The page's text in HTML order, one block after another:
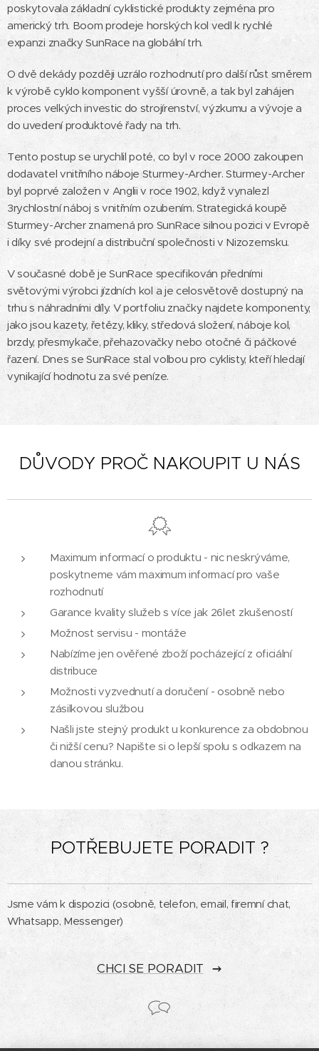
poskytovala základní cyklistické produkty zejména pro
americký trh. Boom prodeje horských kol vedl k rychlé
expanzi značky SunRace na globální trh.
O dvě dekády později uzrálo rozhodnutí pro další růst směrem
k výrobě cyklo komponent vyšší úrovně, a tak byl zahájen
proces velkých investic do strojírenství, výzkumu a vývoje a
do uvedení produktové řady na trh.
Tento postup se urychlil poté, co byl v roce 2000 zakoupen
dodavatel vnitřního náboje Sturmey-Archer. Sturmey-Archer
byl poprvé založen v Anglii v roce 1902, když vynalezl
3rychlostní náboj s vnitřním ozubením. Strategická koupě
Sturmey-Archer znamená pro SunRace silnou pozici v Evropě
i díky své prodejní a distribuční společnosti v Nizozemsku.
V současné době je SunRace specifikován předními
světovými výrobci jízdních kol a je celosvětově dostupný na
trhu s náhradními díly. V portfoliu značky najdete komponenty,
jako jsou kazety, řetězy, kliky, středová složení, náboje kol,
brzdy, přesmykače, přehazovačky nebo otočné či páčkové
řazení. Dnes se SunRace stal volbou pro cyklisty, kteří hledají
vynikající hodnotu za své peníze.
DŮVODY PROČ NAKOUPIT U NÁS
Maximum informací o produktu - nic neskrýváme,
poskytneme vám maximum informací pro vaše
rozhodnutí
Garance kvality služeb s více jak 26let zkušeností
Možnost servisu - montáže
Nabízíme jen ověřené zboží pocházející z oficiální
distribuce
Možnosti vyzvednutí a doručení - osobně nebo
zásilkovou službou
Našli jste stejný produkt u konkurence za obdobnou
či nižší cenu? Napište si o lepší spolu s odkazem na
danou stránku.
POTŘEBUJETE PORADIT ?
Jsme vám k dispozici (osobně, telefon, email, firemní chat,
Whatsapp, Messenger)
CHCI SE PORADIT